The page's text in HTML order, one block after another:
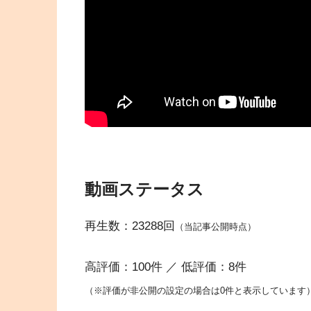
動画ステータス
再生数：23288回 （当記事公開時点）
高評価：100件 ／ 低評価：8件
（※評価が非公開の設定の場合は0件と表示しています